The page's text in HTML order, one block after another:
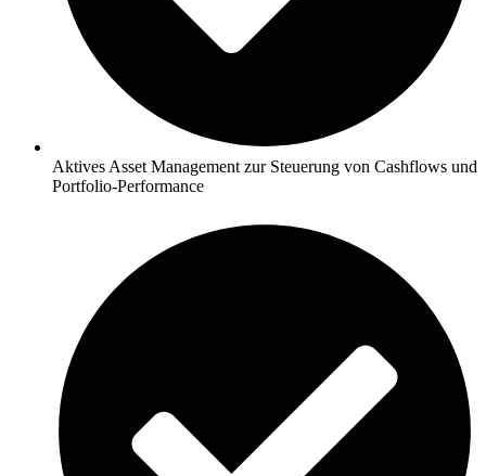
Aktives Asset Management zur Steuerung von Cashflows und
Portfolio-Performance